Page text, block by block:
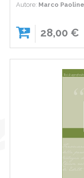
Autore: Marco
28,00 €